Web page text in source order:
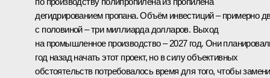
дегидрированием пропана. Объём инвестиций – примерно
с половиной – три миллиарда долларов. Выход
на промышленное производство – 2027 год. Они
год назад начать этот проект, но в силу объективных
обстоятельств потребовалось время для того, чтобы